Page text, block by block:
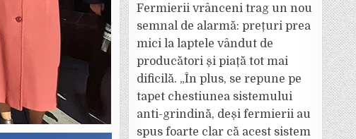
Fermierii vrânceni trag un nou
semnal de alarmă: prețuri prea
mici la laptele vândut de
producători și piață tot mai
dificilă. „În plus, se repune pe
tapet chestiunea sistemului
anti-grindină, deși fermierii au
spus foarte clar că acest sistem